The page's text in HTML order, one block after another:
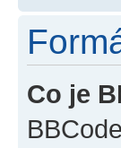
Co je